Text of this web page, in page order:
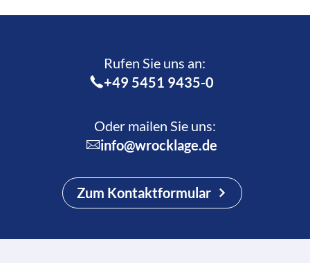
Rufen Sie uns an:­
+49 5451 9435-0
Oder mailen Sie uns:
info@wrocklage.de
Zum Kontaktformular